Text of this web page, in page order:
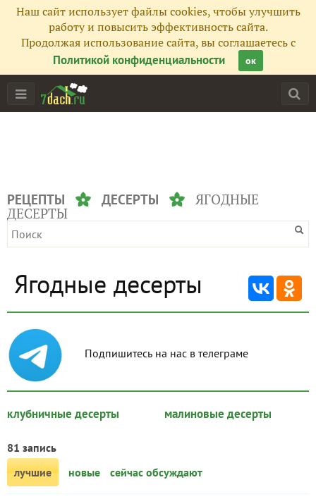
Наш сайт использует файлы cookies, чтобы улучшить
работу и повысить эффективность сайта.
Продолжая использование сайта, вы соглашаетесь с
Политикой конфиденциальности
ок
РЕЦЕПТЫ ДЕСЕРТЫ
ЯГОДНЫЕ
ДЕСЕРТЫ
Ягодные десерты
Подпишитесь на нас в телеграме
клубничные десерты малиновые десерты
81 запись
лучшие
новые сейчас обсуждают